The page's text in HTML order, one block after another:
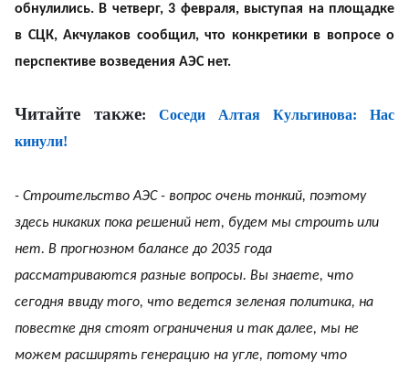
обнулились. В четверг, 3 февраля, выступая на площадке
в СЦК, Акчулаков сообщил, что конкретики в вопросе о
перспективе возведения АЭС нет.
Читайте также: Соседи Алтая Кульгинова: Нас
кинули!
- Строительство АЭС - вопрос очень тонкий, поэтому
здесь никаких пока решений нет, будем мы строить или
нет. В прогнозном балансе до 2035 года
рассматриваются разные вопросы. Вы знаете, что
сегодня ввиду того, что ведется зеленая политика, на
повестке дня стоят ограничения и так далее, мы не
можем расширять генерацию на угле, потому что